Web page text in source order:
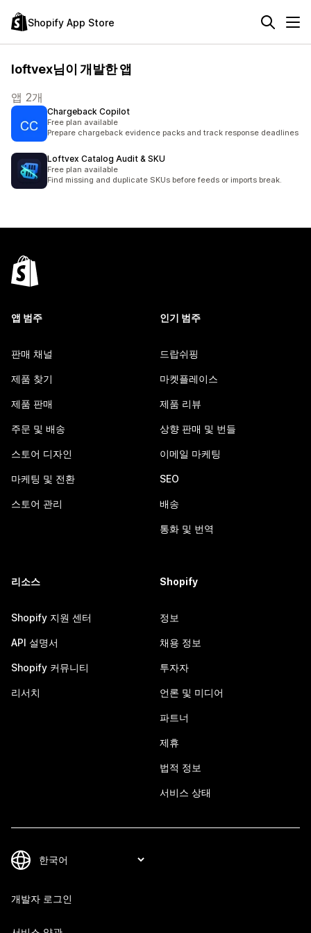
Shopify App Store
loftvex님이 개발한 앱
앱 2개
Chargeback Copilot
Free plan available
Prepare chargeback evidence packs and track response deadlines
Loftvex Catalog Audit & SKU
Free plan available
Find missing and duplicate SKUs before feeds or imports break.
앱 범주
판매 채널
제품 찾기
제품 판매
주문 및 배송
스토어 디자인
마케팅 및 전환
스토어 관리
인기 범주
드랍쉬핑
마켓플레이스
제품 리뷰
상향 판매 및 번들
이메일 마케팅
SEO
배송
통화 및 번역
리소스
Shopify 지원 센터
API 설명서
Shopify 커뮤니티
리서치
Shopify
정보
채용 정보
투자자
언론 및 미디어
파트너
제휴
법적 정보
서비스 상태
개발자 로그인